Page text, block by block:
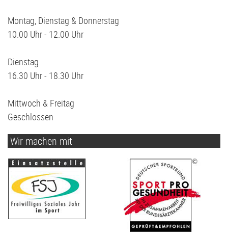
Montag, Dienstag & Donnerstag
10.00 Uhr - 12.00 Uhr
Dienstag
16.30 Uhr - 18.30 Uhr
Mittwoch & Freitag
Geschlossen
Wir machen mit